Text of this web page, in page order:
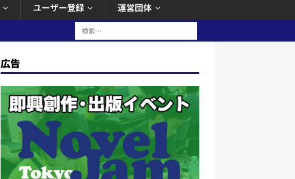
ユーザー登録 運営団体
広告